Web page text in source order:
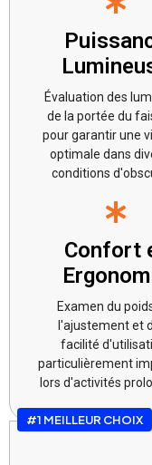
Évaluation des
de la portée du
pour garantir une
optimale dans
conditions
Confort
Examen du
l'ajustement et
facilité
particulièrement
lors d'activités
#1 MEILLEUR CHOIX